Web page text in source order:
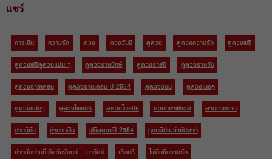
แชร์
การเงิน ความรัก ดวง ดวงวันนี้ ดูดวง ดูดวงความรัก
ดูดวงฟรี
ดูดวงฟรีดูดวงแม่น ๆ
ดูดวงรายปักษ์ ดูดวงรายปี
ดูดวงรายวัน
ดูดวงรายเดือน
ดูดวงรายเดือน ปี 2564 ดูดวงวันนี้
ดูดวงเนื้อคู่
ดูดวงแม่นๆ
ดูดวงไพ่ยิบซี ดูดวงไพ่ยิปซี ด้วยกราฟชีวิต
ด้านการงาน
ทายนิสัย
ทำนายฝัน ฟรีดูดวงปี 2564
ฤกษ์ดีประจำสัปดาห์
สำหรับท่านที่เกิดวันจันทร์ – อาทิตย์
เซียมซี ไพ่ยิบซีความรัก